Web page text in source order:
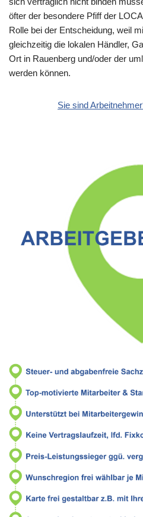
öfter der besondere Pfiff der
Rolle bei der Entscheidung, weil
gleichzeitig die lokalen Händler,
Ort in Rauenberg und/oder der
werden können.
Sie sind